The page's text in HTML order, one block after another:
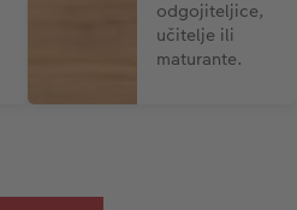
odgojiteljice,
učitelje ili
maturante.